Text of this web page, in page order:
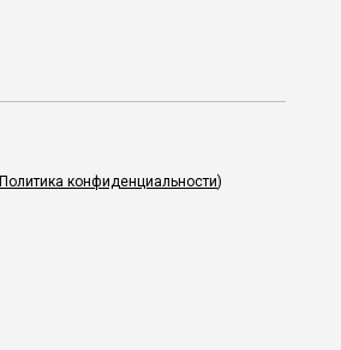
Политика конфиденциальности)